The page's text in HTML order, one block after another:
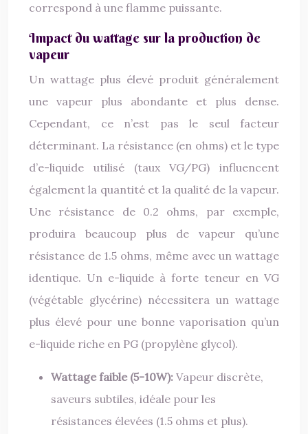
correspond à une flamme puissante.
Impact du wattage sur la production de
vapeur
Un wattage plus élevé produit généralement
une vapeur plus abondante et plus dense.
Cependant, ce n’est pas le seul facteur
déterminant. La résistance (en ohms) et le type
d’e-liquide utilisé (taux VG/PG) influencent
également la quantité et la qualité de la vapeur.
Une résistance de 0.2 ohms, par exemple,
produira beaucoup plus de vapeur qu’une
résistance de 1.5 ohms, même avec un wattage
identique. Un e-liquide à forte teneur en VG
(végétable glycérine) nécessitera un wattage
plus élevé pour une bonne vaporisation qu’un
e-liquide riche en PG (propylène glycol).
Wattage faible (5-10W): Vapeur discrète,
saveurs subtiles, idéale pour les
résistances élevées (1.5 ohms et plus).